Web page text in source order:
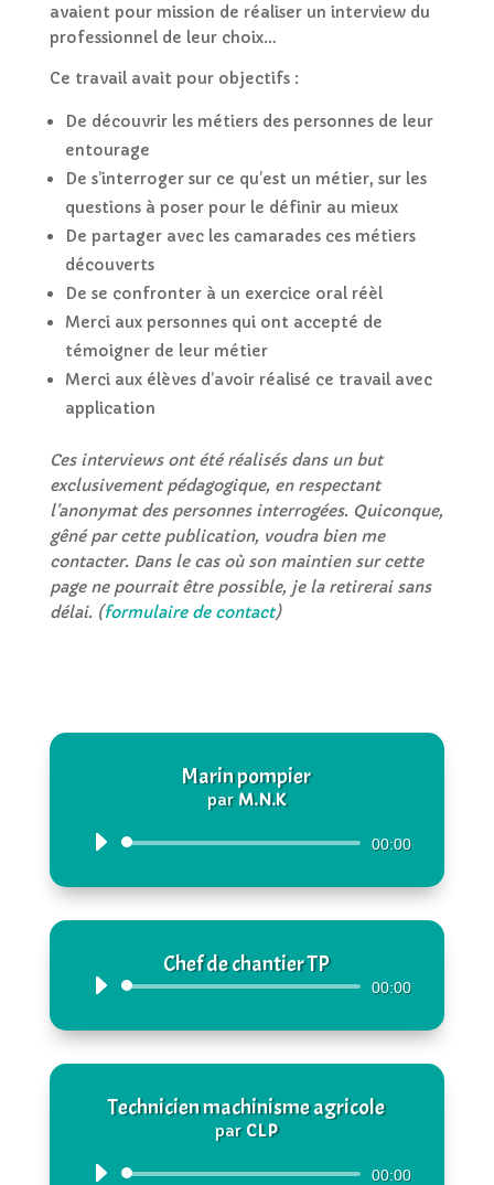
avaient pour mission de réaliser un interview du
professionnel de leur choix…
Ce travail avait pour objectifs :
De découvrir les métiers des personnes de leur
entourage
De s’interroger sur ce qu’est un métier, sur les
questions à poser pour le définir au mieux
De partager avec les camarades ces métiers
découverts
De se confronter à un exercice oral réèl
Merci aux personnes qui ont accepté de
témoigner de leur métier
Merci aux élèves d’avoir réalisé ce travail avec
application
Ces interviews ont été réalisés dans un but
exclusivement pédagogique, en respectant
l’anonymat des personnes interrogées. Quiconque,
gêné par cette publication, voudra bien me
contacter. Dans le cas où son maintien sur cette
page ne pourrait être possible, je la retirerai sans
délai. (formulaire de contact)
Marin pompier
parM.N.K
Lecteur
00:00
Chef de chantier TP
Lecteur
00:00
Technicien machinisme agricole
parCLP
Lecteur
00:00